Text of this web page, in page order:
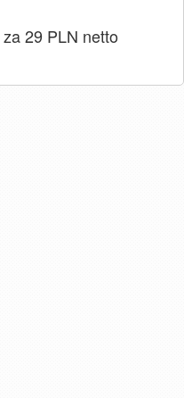
za 29 PLN netto